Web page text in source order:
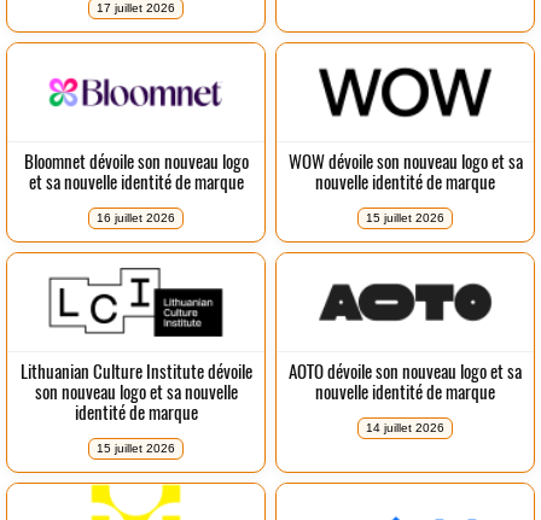
17 juillet 2026
Bloomnet dévoile son nouveau logo
et sa nouvelle identité de marque
16 juillet 2026
WOW dévoile son nouveau logo et sa
nouvelle identité de marque
15 juillet 2026
Lithuanian Culture Institute dévoile
son nouveau logo et sa nouvelle
identité de marque
15 juillet 2026
AOTO dévoile son nouveau logo et sa
nouvelle identité de marque
14 juillet 2026